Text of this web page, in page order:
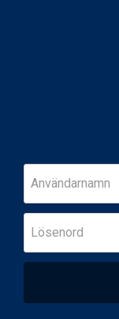
Användarnamn
Lösenord